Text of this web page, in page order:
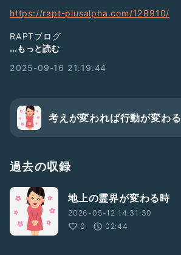
https://rapt-plusalpha.com/128910/
RAPTブログ
https://rapt-neo.com
...もっと読む
2025-09-16 21:19:44
考えが変われば行動が変わる
過去の収録
地上の霊界が変わる時
2026-05-12 14:31:30
0
02:44